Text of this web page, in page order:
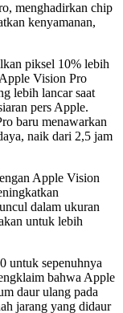
menghadirkan chip
kenyamanan,
piksel 10% lebih
Vision Pro
lebih lancar saat
pers Apple.
baru menawarkan
naik dari 2,5 jam
Apple Vision
dalam ukuran
untuk lebih
untuk sepenuhnya
bahwa Apple
daur ulang pada
jarang yang didaur